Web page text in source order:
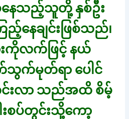
စ်နေသည့်သူတို့ နှစ်ဦး
ေချင်းဖြစ်သည်၊
းကိုလက်ဖြင့် နယ်
က်မုတ်ရာ ပေါင်
တင်းလာ သည်အထိ စိမ့်
းစပ်တွင်းသို့ကော့